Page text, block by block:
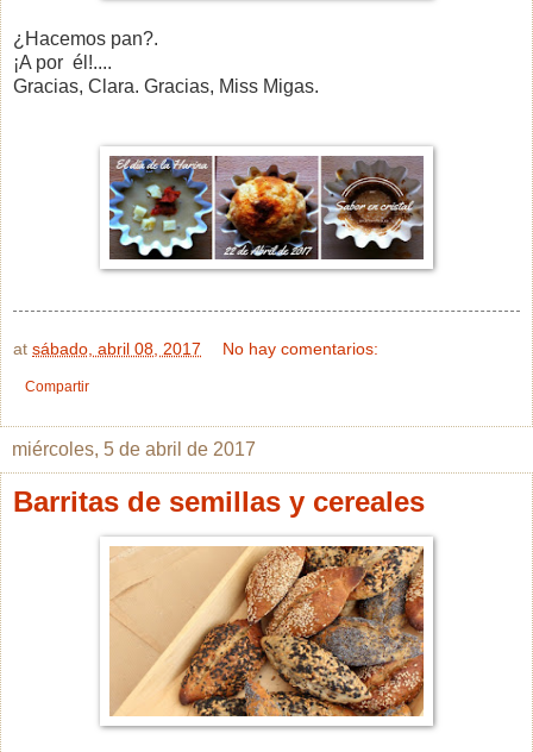
¿Hacemos pan?.
¡A por él!....
Gracias, Clara. Gracias, Miss Migas.
at sábado, abril 08, 2017 No hay comentarios:
Compartir
miércoles, 5 de abril de 2017
Barritas de semillas y cereales